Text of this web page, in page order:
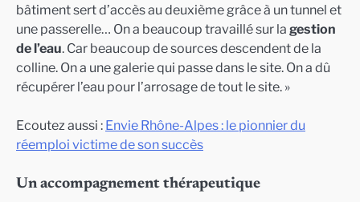
bâtiment sert d’accès au deuxième grâce à un tunnel et
une passerelle… On a beaucoup travaillé sur la gestion
de l’eau. Car beaucoup de sources descendent de la
colline. On a une galerie qui passe dans le site. On a dû
récupérer l’eau pour l’arrosage de tout le site. »
Ecoutez aussi : Envie Rhône-Alpes : le pionnier du
réemploi victime de son succès
Un accompagnement thérapeutique